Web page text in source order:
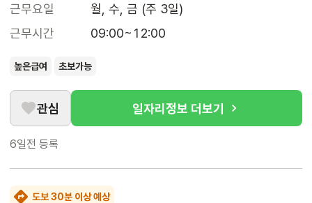
근무요일
월, 수, 금 (주 3일)
근무시간
09:00~12:00
높은급여 초보가능
관심 일자리정보 더보기
6일전 등록
도보 30분 이상 예상